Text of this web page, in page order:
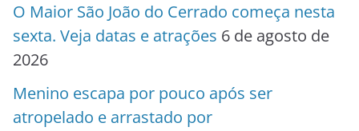
O Maior São João do Cerrado começa nesta
sexta. Veja datas e atrações 6 de agosto de
2026
Menino escapa por pouco após ser
atropelado e arrastado por